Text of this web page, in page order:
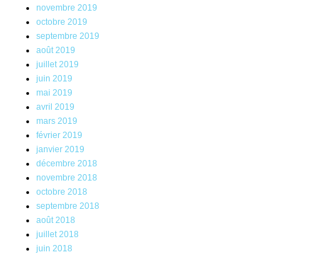
novembre 2019
octobre 2019
septembre 2019
août 2019
juillet 2019
juin 2019
mai 2019
avril 2019
mars 2019
février 2019
janvier 2019
décembre 2018
novembre 2018
octobre 2018
septembre 2018
août 2018
juillet 2018
juin 2018